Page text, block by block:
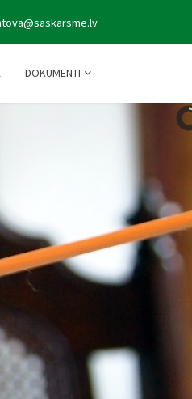
DOKUMENTI